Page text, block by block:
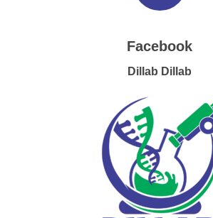
Facebook
Dillab Dillab